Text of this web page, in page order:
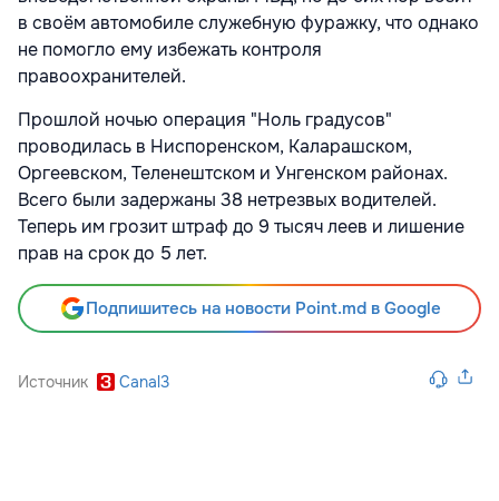
в своём автомобиле служебную фуражку, что однако
не помогло ему избежать контроля
правоохранителей.
Прошлой ночью операция "Ноль градусов"
проводилась в Ниспоренском, Каларашском,
Оргеевском, Теленештском и Унгенском районах.
Всего были задержаны 38 нетрезвых водителей.
Теперь им грозит штраф до 9 тысяч леев и лишение
прав на срок до 5 лет.
Подпишитесь на новости Point.md в Google
Источник Canal3